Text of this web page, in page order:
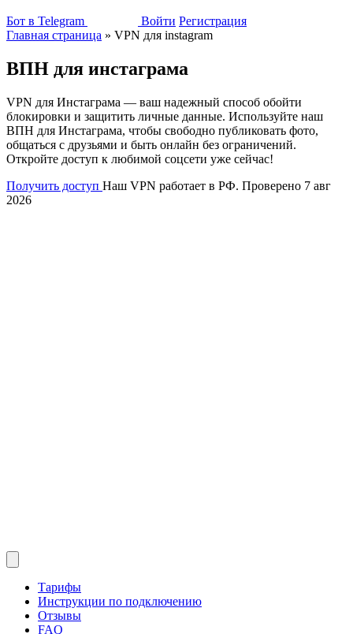
Бот в Telegram Войти Регистрация
Главная страница » VPN для instagram
ВПН для инстаграма
VPN для Инстаграма — ваш надежный способ обойти
блокировки и защитить личные данные. Используйте наш
ВПН для Инстаграма, чтобы свободно публиковать фото,
общаться с друзьями и быть онлайн без ограничений.
Откройте доступ к любимой соцсети уже сейчас!
Получить доступ Наш VPN работает в РФ. Проверено 7 авг
2026
Тарифы
Инструкции по подключению
Отзывы
FAQ